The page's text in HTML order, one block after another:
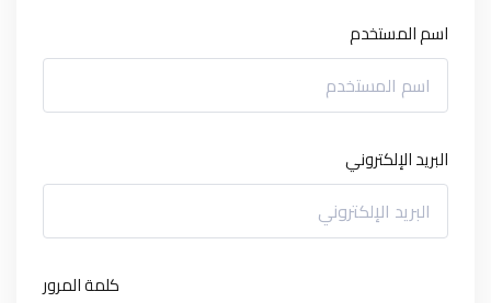
اسم المستخدم
البريد الإلكتروني
كلمة المرور